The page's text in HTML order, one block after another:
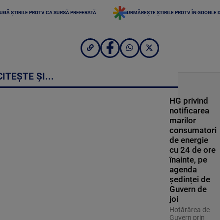
ȘTIRILE PROTV CA SURSĂ PREFERATĂ URMĂREȘTE ȘTIRILE PROTV ÎN GOOGLE
ȘI...
HG privind
notificarea
marilor
consumatori
de energie
cu 24 de ore
înainte, pe
agenda
ședinței de
Guvern de
joi
Hotărârea de
Guvern prin